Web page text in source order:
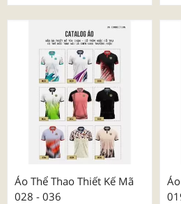
Áo Thể Thao Thiết Kế Mã
028 - 036